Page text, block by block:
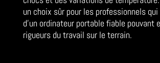
un choix sûr pour les professionnels
d’un ordinateur portable fiable pouvant
rigueurs du travail sur le terrain.